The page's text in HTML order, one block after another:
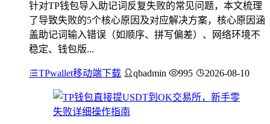
针对TP钱包导入助记词反复失败的常见问题，本文梳理
了导致失败的5个核心原因及对应解决方案，核心原因涵
盖助记词输入错误（如顺序、拼写偏差）、网络环境不
稳定、钱包版...
TPwallet移动端下载 qbadmin 995 2026-08-10